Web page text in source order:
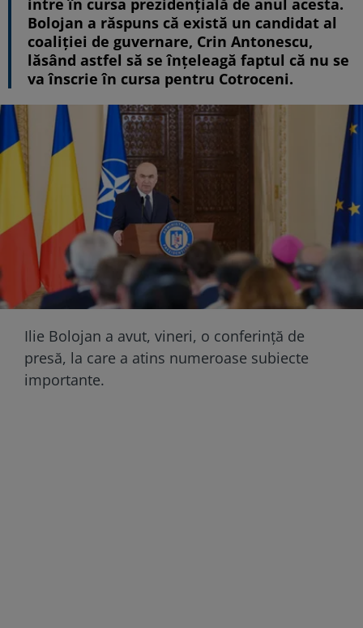
intre în cursa prezidențială de anul acesta.
Bolojan a răspuns că există un candidat al
coaliției de guvernare, Crin Antonescu,
lăsând astfel să se înțeleagă faptul că nu se
va înscrie în cursa pentru Cotroceni.
Ilie Bolojan a avut, vineri, o conferință de
presă, la care a atins numeroase subiecte
importante.